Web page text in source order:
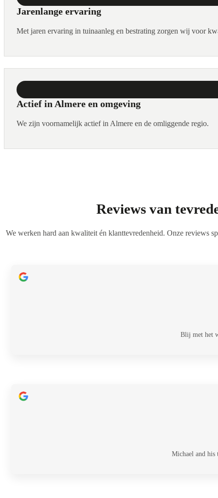
Jarenlange ervaring
Met jaren ervaring in tuinaanleg en bestrating zorgen wij voor
Actief in Almere en omgeving
We zijn voornamelijk actief in Almere en de omliggende regio.
Reviews van
We werken hard aan kwaliteit én klanttevredenheid. Onze reviews
Blij met het
Michael and his